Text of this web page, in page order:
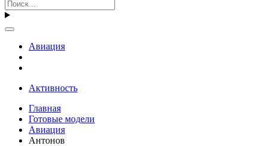
Авиация
Активность
Главная
Готовые модели
Авиация
Антонов